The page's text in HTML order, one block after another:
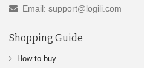
Email: support@logili.com
Shopping Guide
How to buy